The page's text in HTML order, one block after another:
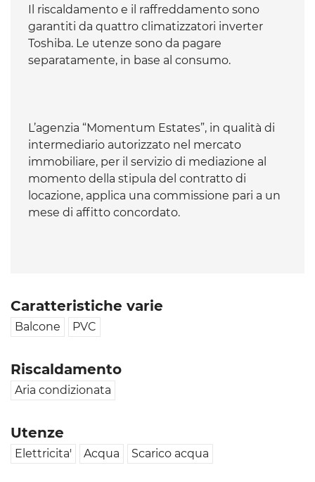
Il riscaldamento e il raffreddamento sono
garantiti da quattro climatizzatori inverter
Toshiba. Le utenze sono da pagare
separatamente, in base al consumo.
L’agenzia “Momentum Estates”, in qualità di
intermediario autorizzato nel mercato
immobiliare, per il servizio di mediazione al
momento della stipula del contratto di
locazione, applica una commissione pari a un
mese di affitto concordato.
Caratteristiche varie
Balcone PVC
Riscaldamento
Aria condizionata
Utenze
Elettricita' Acqua Scarico acqua